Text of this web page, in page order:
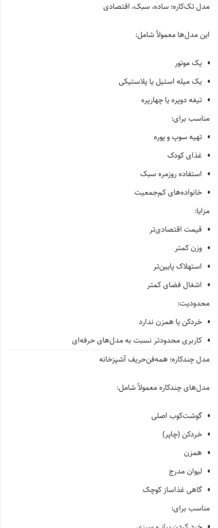
مدل تک‌کاره؛ ساده، سبک، اقتصادی
این مدل‌ها معمولاً شامل:
یک موتور
یک میله استیل یا پلاستیکی
تیغه دوپره یا چهارپره
مناسب برای:
تهیه سوپ و پوره
غذای کودک
استفاده روزمره سبک
خانواده‌های کم‌جمعیت
مزایا:
قیمت اقتصادی‌تر
وزن کمتر
استهلاک پایین‌تر
اشغال فضای کمتر
محدودیت:
خردکن یا همزن ندارد
کاربری محدودتر نسبت به مدل‌های حرفه‌ای
مدل چندکاره؛ همه‌فن‌حریف آشپزخانه
مدل‌های چندکاره معمولاً شامل:
گوشت‌کوب اصلی
خردکن (چاپر)
همزن
لیوان مدرج
گاهی غذاساز کوچک
مناسب برای: